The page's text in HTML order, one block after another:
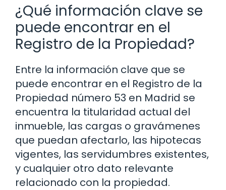
¿Qué información clave se
puede encontrar en el
Registro de la Propiedad?
Entre la información clave que se
puede encontrar en el Registro de la
Propiedad número 53 en Madrid se
encuentra la titularidad actual del
inmueble, las cargas o gravámenes
que puedan afectarlo, las hipotecas
vigentes, las servidumbres existentes,
y cualquier otro dato relevante
relacionado con la propiedad.